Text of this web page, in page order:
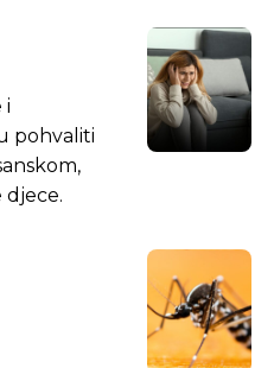
i
pohvaliti
djece.